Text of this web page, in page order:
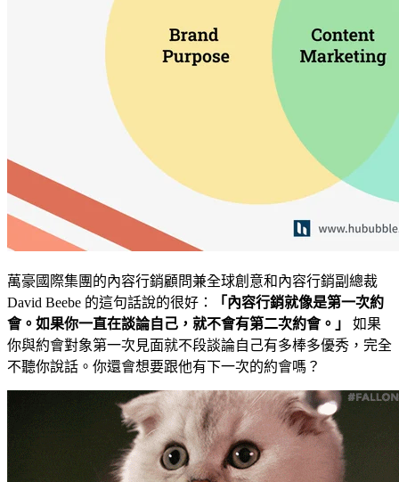
萬豪國際集團的內容行銷顧問兼全球創意和內容行銷副總裁
David Beebe 的這句話說的很好：
「內容行銷就像是第一次約
會。如果你一直在談論自己，就不會有第二次約會。」
如果
你與約會對象第一次見面就不段談論自己有多棒多優秀，完全
不聽你說話。你還會想要跟他有下一次的約會嗎？